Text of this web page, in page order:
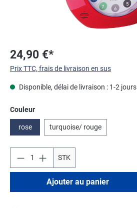
24,90 €*
Prix TTC, frais de livraison en sus
Disponible, délai de livraison : 1-2 jours
Sélectionnez
Couleur
rose turquoise/ rouge
STK
Ajouter au panier